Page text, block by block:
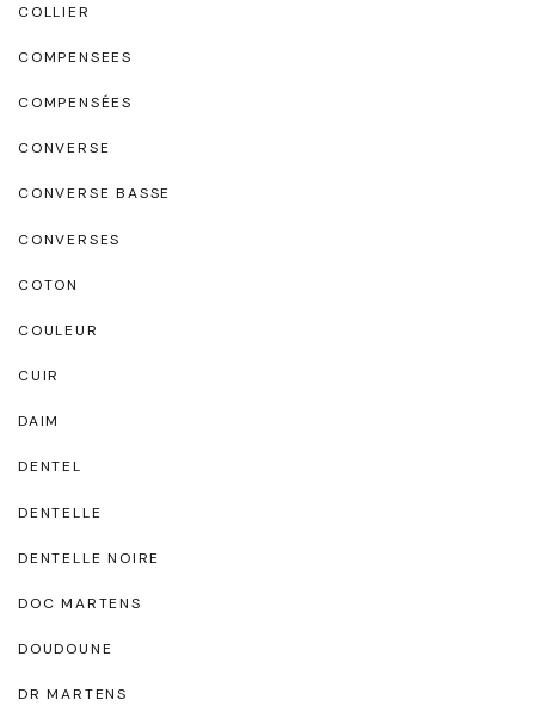
COLLIER
COMPENSEES
COMPENSÉES
CONVERSE
CONVERSE BASSE
CONVERSES
COTON
COULEUR
CUIR
DAIM
DENTEL
DENTELLE
DENTELLE NOIRE
DOC MARTENS
DOUDOUNE
DR MARTENS